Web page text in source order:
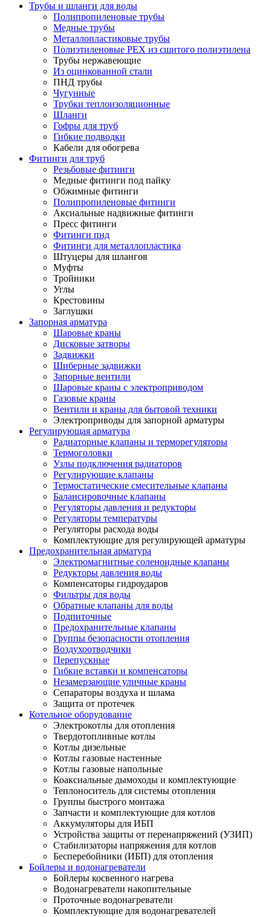
Трубы и шланги для воды
Полипропиленовые трубы
Медные трубы
Металлопластиковые трубы
Полиэтиленовые PEX из сшитого полиэтилена
Трубы нержавеющие
Из оцинкованной стали
ПНД трубы
Чугунные
Трубки теплоизоляционные
Шланги
Гофры для труб
Гибкие подводки
Кабели для обогрева
Фитинги для труб
Резьбовые фитинги
Медные фитинги под пайку
Обжимные фитинги
Полипропиленовые фитинги
Аксиальные надвижные фитинги
Пресс фитинги
Фитинги пнд
Фитинги для металлопластика
Штуцеры для шлангов
Муфты
Тройники
Углы
Крестовины
Заглушки
Запорная арматура
Шаровые краны
Дисковые затворы
Задвижки
Шиберные задвижки
Запорные вентили
Шаровые краны с электроприводом
Газовые краны
Вентили и краны для бытовой техники
Электроприводы для запорной арматуры
Регулирующая арматура
Радиаторные клапаны и терморегуляторы
Термоголовки
Узлы подключения радиаторов
Регулирующие клапаны
Термостатические смесительные клапаны
Балансировочные клапаны
Регуляторы давления и редукторы
Регуляторы температуры
Регуляторы расхода воды
Комплектующие для регулирующей арматуры
Предохранительная арматура
Электромагнитные соленоидные клапаны
Редукторы давления воды
Компенсаторы гидроударов
Фильтры для воды
Обратные клапаны для воды
Подпиточные
Предохранительные клапаны
Группы безопасности отопления
Воздухоотводчики
Перепускные
Гибкие вставки и компенсаторы
Незамерзающие уличные краны
Сепараторы воздуха и шлама
Защита от протечек
Котельное оборудование
Электрокотлы для отопления
Твердотопливные котлы
Котлы дизельные
Котлы газовые настенные
Котлы газовые напольные
Коаксиальные дымоходы и комплектующие
Теплоноситель для системы отопления
Группы быстрого монтажа
Запчасти и комплектующие для котлов
Аккумуляторы для ИБП
Устройства защиты от перенапряжений (УЗИП)
Стабилизаторы напряжения для котлов
Бесперебойники (ИБП) для отопления
Бойлеры и водонагреватели
Бойлеры косвенного нагрева
Водонагреватели накопительные
Проточные водонагреватели
Комплектующие для водонагревателей